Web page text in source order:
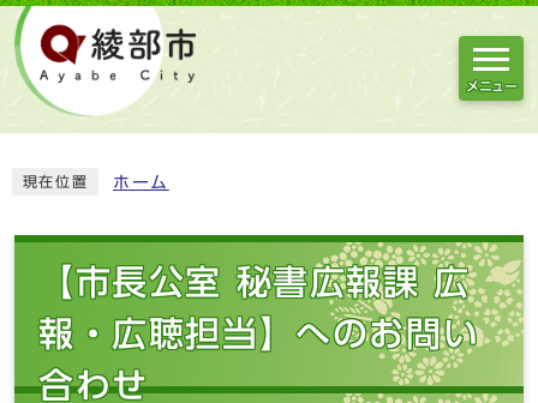
メニュー
現在位置 ホーム
【市長公室 秘書広報課 広
報・広聴担当】へのお問い
合わせ